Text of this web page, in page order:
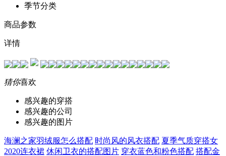
季节分类
商品参数
详情
猜你喜欢
感兴趣的穿搭
感兴趣的公司
感兴趣的图片
海澜之家羽绒服怎么搭配 时尚风的风衣搭配 夏季气质穿搭女
2020连衣裙 休闲卫衣的搭配图片 穿衣蓝色和粉色搭配 搭配金